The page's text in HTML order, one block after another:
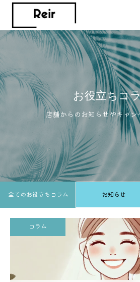
お役立ちコ
店舗からのお知らせやキャン
全てのお役立ちコラム お知らせ
コラム